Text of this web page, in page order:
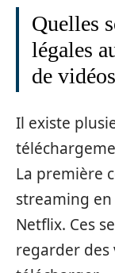
Quelles
légales
de
Il existe
La première
streaming en
Netflix. Ces
regarder des